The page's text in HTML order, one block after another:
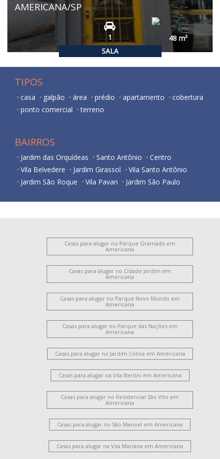
SALA
AMERICANA/SP
1 48m²
TIPOS
casa galpão área prédio apartamento
cobertura
ponto comercial
terreno
BAIRROS
Jardim das Orquídeas Santo Antônio
Centro
Vila Belvedere
Jardim Girassol
Vila Santo Antônio
Jardim São Roque
Vila Pavan
Jardim São Paulo
Casas para alugar no Parque Gramado em
Americana
Casas para alugar no Cidade Jardim em
Americana
Casas para alugar no Parque Novo Mundo em
Americana
Casas para alugar no Parque das Nações em
Americana
Casas para alugar no Jardim Colina em Americana
Casas para alugar na Vila Bertini em Americana
Casas para alugar no Residencial São Vito em
Americana
Casas para alugar no São Manoel em Americana
Casas para alugar na Vila Mariana em Americana